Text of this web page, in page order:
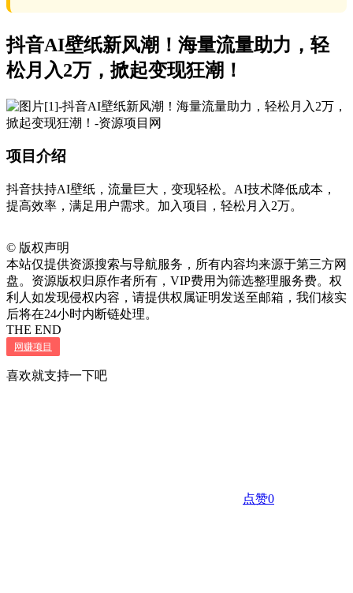
抖音AI壁纸新风潮！海量流量助力，轻
松月入2万，掀起变现狂潮！
项目介绍
抖音扶持AI壁纸，流量巨大，变现轻松。AI技术降低成本，
提高效率，满足用户需求。加入项目，轻松月入2万。
© 版权声明
本站仅提供资源搜索与导航服务，所有内容均来源于第三方网
盘。资源版权归原作者所有，VIP费用为筛选整理服务费。权
利人如发现侵权内容，请提供权属证明发送至邮箱，我们核实
后将在24小时内断链处理。
THE END
网赚项目
喜欢就支持一下吧
点赞0